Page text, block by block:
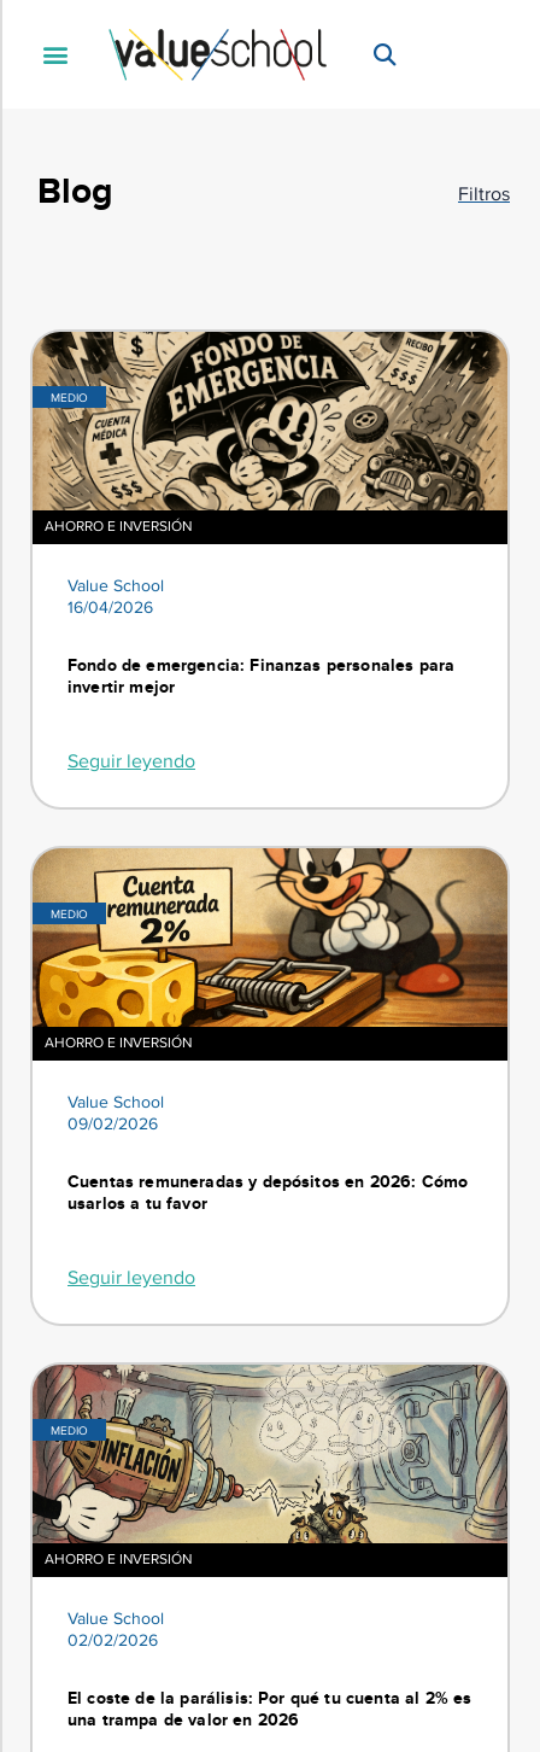
Blog
Filtros
Filtros
MEDIO
AHORRO E INVERSIÓN
Value School
16/04/2026
Fondo de emergencia: Finanzas personales para
invertir mejor
Seguir leyendo
MEDIO
AHORRO E INVERSIÓN
Value School
09/02/2026
Cuentas remuneradas y depósitos en 2026: Cómo
usarlos a tu favor
Seguir leyendo
MEDIO
AHORRO E INVERSIÓN
Value School
02/02/2026
El coste de la parálisis: Por qué tu cuenta al 2% es
una trampa de valor en 2026